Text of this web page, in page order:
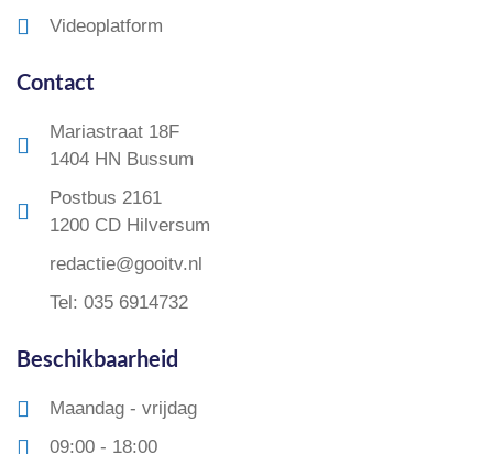
Videoplatform
Contact
Mariastraat 18F
1404 HN Bussum
Postbus 2161
1200 CD Hilversum
redactie@gooitv.nl
Tel: 035 6914732
Beschikbaarheid
Maandag - vrijdag
09:00 - 18:00